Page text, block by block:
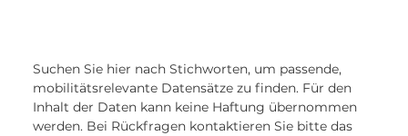
Suchen Sie hier nach Stichworten, um passende,
mobilitätsrelevante Datensätze zu finden. Für den
Inhalt der Daten kann keine Haftung übernommen
werden. Bei Rückfragen kontaktieren Sie bitte das